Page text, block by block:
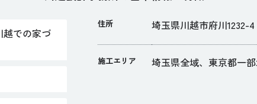
越での家づ
住所 埼玉県川越市府川1232-4
施工エリア 埼玉県全域、東京都一